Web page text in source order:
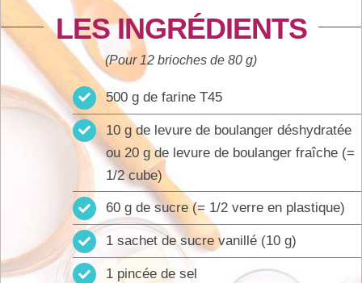
LES INGRÉDIENTS
(Pour 12 brioches de 80 g)
500 g de farine T45
10 g de levure de boulanger déshydratée
ou 20 g de levure de boulanger fraîche (=
1/2 cube)
60 g de sucre (= 1/2 verre en plastique)
1 sachet de sucre vanillé (10 g)
1 pincée de sel